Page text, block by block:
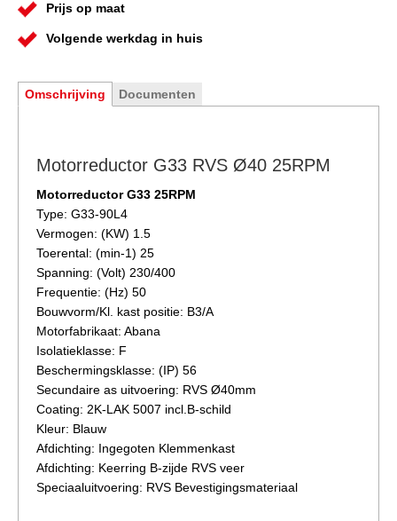
Prijs op maat
Volgende werkdag in huis
Omschrijving Documenten
Motorreductor G33 RVS Ø40 25RPM
Motorreductor G33 25RPM
Type: G33-90L4
Vermogen: (KW) 1.5
Toerental: (min-1) 25
Spanning: (Volt) 230/400
Frequentie: (Hz) 50
Bouwvorm/Kl. kast positie: B3/A
Motorfabrikaat: Abana
Isolatieklasse: F
Beschermingsklasse: (IP) 56
Secundaire as uitvoering: RVS Ø40mm
Coating: 2K-LAK 5007 incl.B-schild
Kleur: Blauw
Afdichting: Ingegoten Klemmenkast
Afdichting: Keerring B-zijde RVS veer
Speciaaluitvoering: RVS Bevestigingsmateriaal